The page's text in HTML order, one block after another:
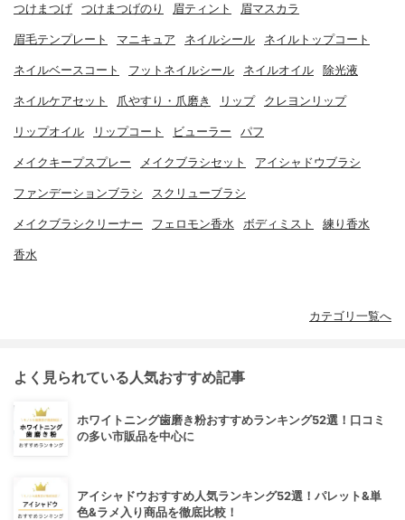
つけまつげ つけまつげのり 眉ティント 眉マスカラ
眉毛テンプレート マニキュア ネイルシール ネイルトップコート
ネイルベースコート フットネイルシール ネイルオイル 除光液
ネイルケアセット 爪やすり・爪磨き リップ クレヨンリップ
リップオイル リップコート ビューラー パフ
メイクキープスプレー メイクブラシセット アイシャドウブラシ
ファンデーションブラシ スクリューブラシ
メイクブラシクリーナー フェロモン香水 ボディミスト 練り香水
香水
カテゴリ一覧へ
よく見られている人気おすすめ記事
ホワイトニング歯磨き粉おすすめランキング52選！口コミ
の多い市販品を中心に
アイシャドウおすすめ人気ランキング52選！パレット&単
色&ラメ入り商品を徹底比較！